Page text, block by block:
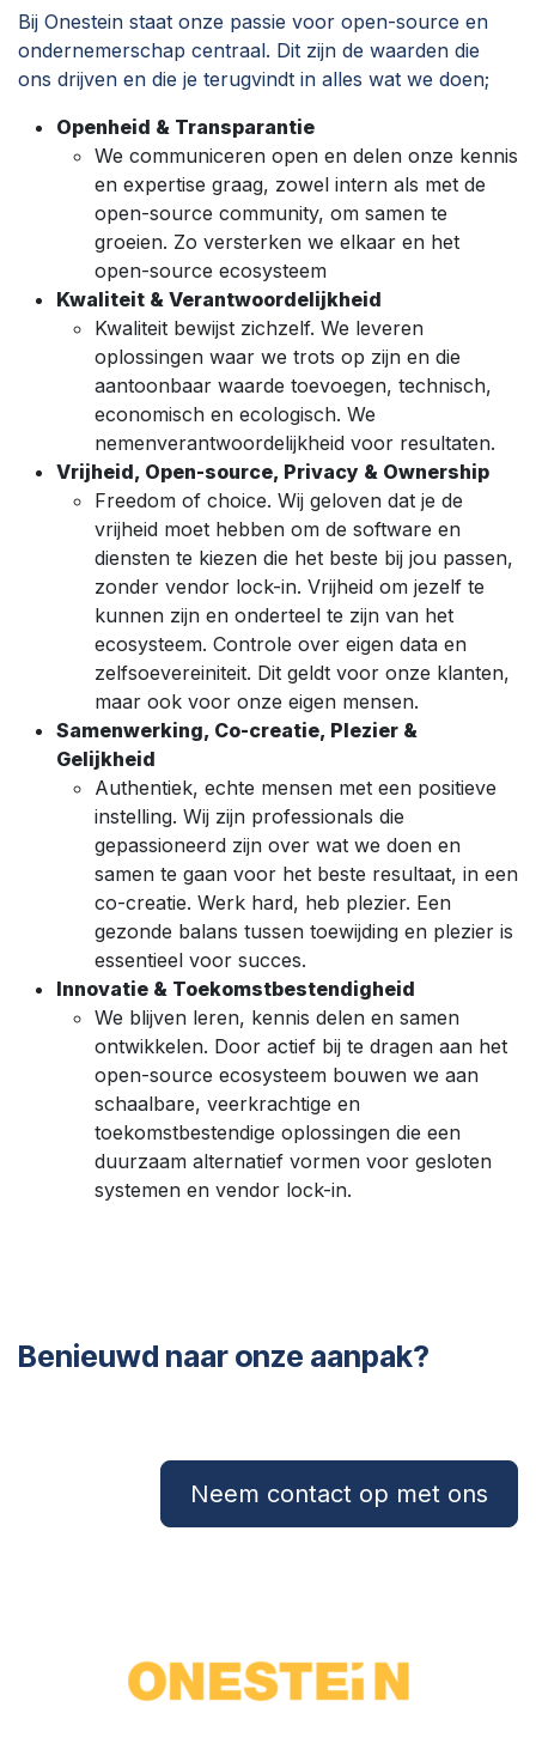
Bij Onestein staat onze passie voor open-source en
ondernemerschap centraal. Dit zijn de waarden die
ons drijven en die je terugvindt in alles wat we doen;
Openheid & Transparantie
We communiceren open en delen onze kennis
en expertise graag, zowel intern als met de
open-source community, om samen te
groeien. Zo versterken we elkaar en het
open-source ecosysteem
Kwaliteit & Verantwoordelijkheid
Kwaliteit bewijst zichzelf. We leveren
oplossingen waar we trots op zijn en die
aantoonbaar waarde toevoegen, technisch,
economisch en ecologisch. We
nemenverantwoordelijkheid voor resultaten.
Vrijheid, Open-source, Privacy & Ownership
Freedom of choice. Wij geloven dat je de
vrijheid moet hebben om de software en
diensten te kiezen die het beste bij jou passen,
zonder vendor lock-in. Vrijheid om jezelf te
kunnen zijn en onderteel te zijn van het
ecosysteem. Controle over eigen data en
zelfsoevereiniteit. Dit geldt voor onze klanten,
maar ook voor onze eigen mensen.
Samenwerking, Co-creatie, Plezier &
Gelijkheid
Authentiek, echte mensen met een positieve
instelling. Wij zijn professionals die
gepassioneerd zijn over wat we doen en
samen te gaan voor het beste resultaat, in een
co-creatie. Werk hard, heb plezier. Een
gezonde balans tussen toewijding en plezier is
essentieel voor succes.
Innovatie & Toekomstbestendigheid
We blijven leren, kennis delen en samen
ontwikkelen. Door actief bij te dragen aan het
open-source ecosysteem bouwen we aan
schaalbare, veerkrachtige en
toekomstbestendige oplossingen die een
duurzaam alternatief vormen voor gesloten
systemen en vendor lock-in.
Benieuwd naar onze aanpak?
Neem contact op met ons